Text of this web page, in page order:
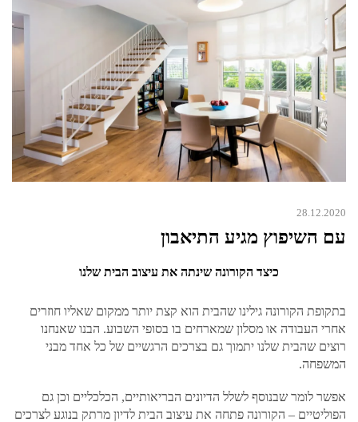
28.12.2020
עם השיפוץ מגיע התיאבון
כיצד הקורונה שינתה את עיצוב הבית שלנו
בתקופת הקורונה גילינו שהבית הוא קצת יותר ממקום שאליו חוזרים
אחרי העבודה או מסלון שמארחים בו בסופי השבוע. הבנו שאנחנו
רוצים שהבית שלנו יתמוך גם בצרכים הרגשיים של כל אחד מבני
המשפחה.
אפשר לומר שבנוסף לשלל הדיונים הבריאותיים, הכלכליים וכן גם
הפוליטיים – הקורונה פתחה את עיצוב הבית לדיון מרתק בנוגע לצרכים